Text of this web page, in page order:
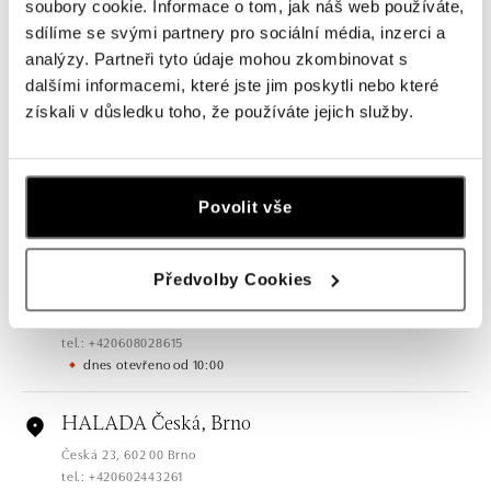
soubory cookie. Informace o tom, jak náš web používáte,
sdílíme se svými partnery pro sociální média, inzerci a
analýzy. Partneři tyto údaje mohou zkombinovat s
dalšími informacemi, které jste jim poskytli nebo které
získali v důsledku toho, že používáte jejich služby.
Povolit vše
Předvolby Cookies
Všechny Česko Slovensko
HALADA Pařížská, Praha
HALADA Na Příkopě, Praha
tel.: +420608028615
dnes otevřeno od 10:00
HALADA Česká, Brno
Česká 23, 602 00 Brno
tel.: +420602443261